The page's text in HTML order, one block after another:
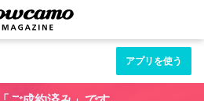
アプリを使う